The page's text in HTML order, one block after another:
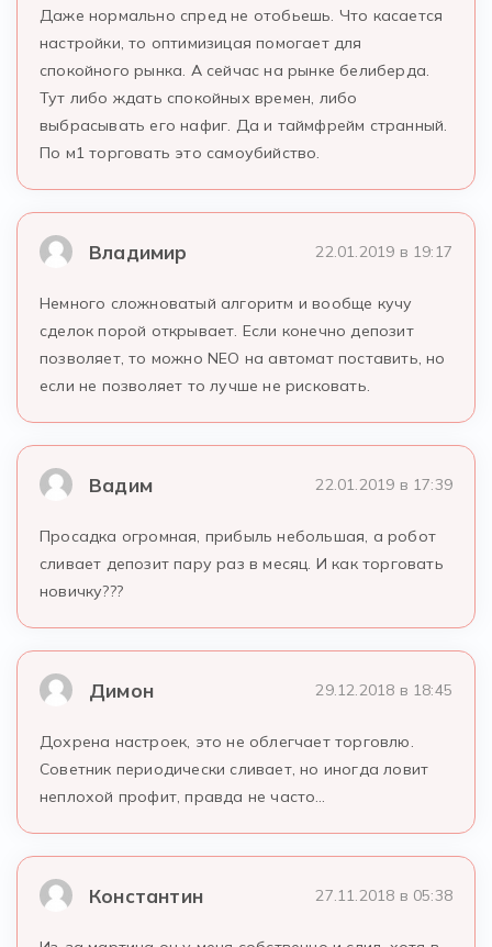
Даже нормально спред не отобьешь. Что касается
настройки, то оптимизицая помогает для
спокойного рынка. А сейчас на рынке белиберда.
Тут либо ждать спокойных времен, либо
выбрасывать его нафиг. Да и таймфрейм странный.
По м1 торговать это самоубийство.
Владимир 22.01.2019 в 19:17
Немного сложноватый алгоритм и вообще кучу
сделок порой открывает. Если конечно депозит
позволяет, то можно NEO на автомат поставить, но
если не позволяет то лучше не рисковать.
Вадим 22.01.2019 в 17:39
Просадка огромная, прибыль небольшая, а робот
сливает депозит пару раз в месяц. И как торговать
новичку???
Димон 29.12.2018 в 18:45
Дохрена настроек, это не облегчает торговлю.
Советник периодически сливает, но иногда ловит
неплохой профит, правда не часто…
Константин 27.11.2018 в 05:38